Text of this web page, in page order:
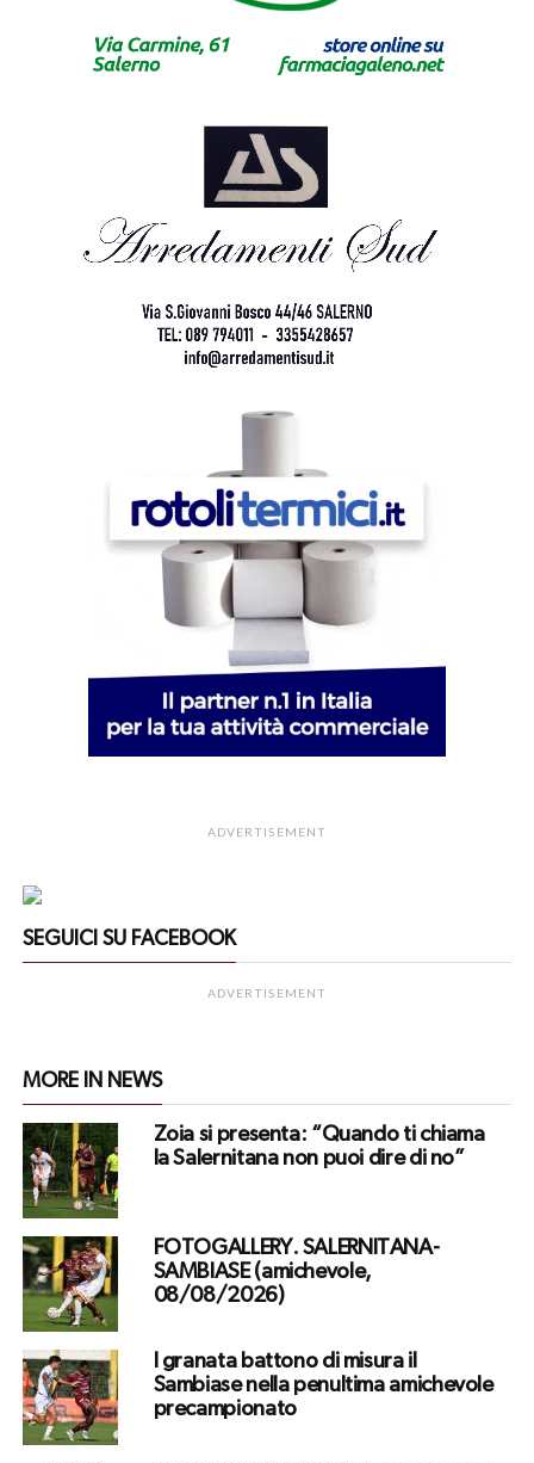
ADVERTISEMENT
SEGUICI SU FACEBOOK
ADVERTISEMENT
MORE IN NEWS
Zoia si presenta: “Quando ti chiama
la Salernitana non puoi dire di no”
FOTOGALLERY. SALERNITANA-
SAMBIASE (amichevole,
08/08/2026)
I granata battono di misura il
Sambiase nella penultima amichevole
precampionato